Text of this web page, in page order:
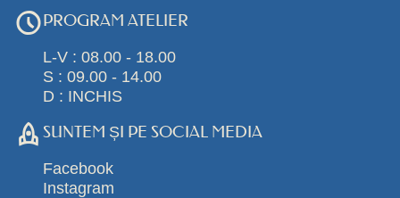
PROGRAM ATELIER
L-V : 08.00 - 18.00
S : 09.00 - 14.00
D : INCHIS
SUNTEM ȘI PE SOCIAL MEDIA
Facebook
Instagram